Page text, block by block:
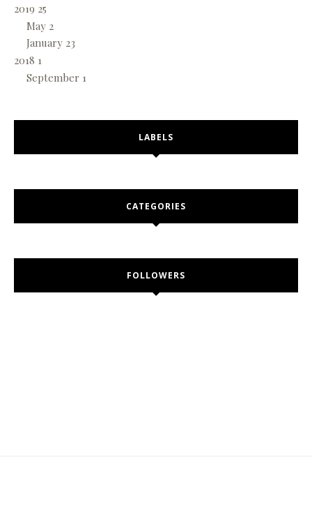
2019 25
May 2
January 23
2018 1
September 1
LABELS
CATEGORIES
FOLLOWERS